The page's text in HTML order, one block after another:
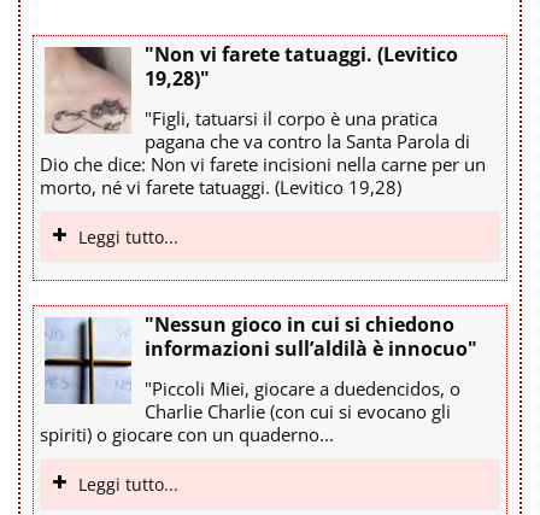
"Non vi farete tatuaggi. (Levitico
19,28)"
"Figli, tatuarsi il corpo è una pratica
pagana che va contro la Santa Parola di
Dio che dice: Non vi farete incisioni nella carne per un
morto, né vi farete tatuaggi. (Levitico 19,28)
Leggi tutto...
"Nessun gioco in cui si chiedono
informazioni sull’aldilà è innocuo"
"Piccoli Miei, giocare a duedencidos, o
Charlie Charlie (con cui si evocano gli
spiriti) o giocare con un quaderno...
Leggi tutto...